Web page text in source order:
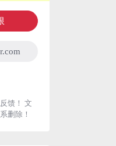
馈！ 文
删除！